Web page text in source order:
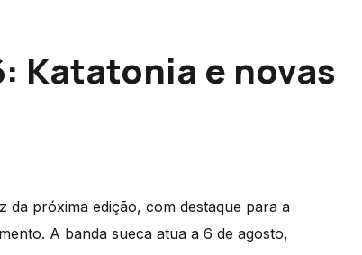
Katatonia e novas
da próxima edição, com destaque para a
A banda sueca atua a 6 de agosto,